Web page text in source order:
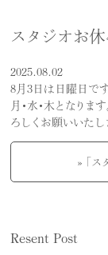
スタジオお
2025.08.02
8月3日は日曜日で
月・水・木となりま
ろしくお願いいたし
» 「
Resent Post